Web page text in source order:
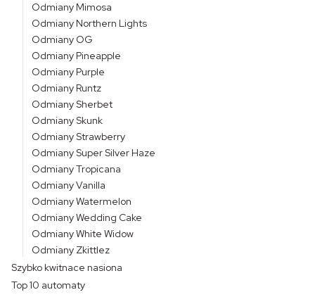
Odmiany Mimosa
Odmiany Northern Lights
Odmiany OG
Odmiany Pineapple
Odmiany Purple
Odmiany Runtz
Odmiany Sherbet
Odmiany Skunk
Odmiany Strawberry
Odmiany Super Silver Haze
Odmiany Tropicana
Odmiany Vanilla
Odmiany Watermelon
Odmiany Wedding Cake
Odmiany White Widow
Odmiany Zkittlez
Szybko kwitnace nasiona
Top 10 automaty